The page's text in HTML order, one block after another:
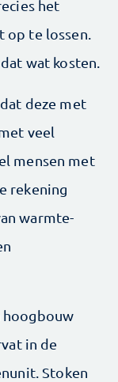
het
op te lossen.
wat kosten.
deze met
veel
mensen met
rekening
warmte­
in de
Stoken